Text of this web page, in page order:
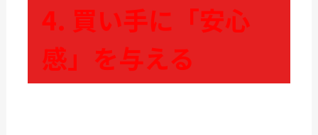
4. 買い手に「安心
感」を与える